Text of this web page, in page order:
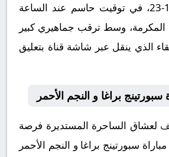
براغا يوم 2025-10-23، في توقيت حاسم عند الساعة
مكة المكرمة، وسط ترقب جماهيري كبير
الذي ينقل عبر شاشة قناة بتعليق
براغا و النجم الأحمر
لعشاق الساحرة المستديرة فرصة
سبورتينج براغا و النجم الأحمر